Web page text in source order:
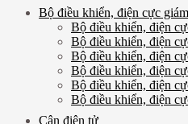
Bộ điều khiển, điện cực
Bộ điều khiển, điện
Bộ điều khiển, điện
Bộ điều khiển, điện
Bộ điều khiển, điện
Bộ điều khiển, điện
Bộ điều khiển, điện
Cân điện tử